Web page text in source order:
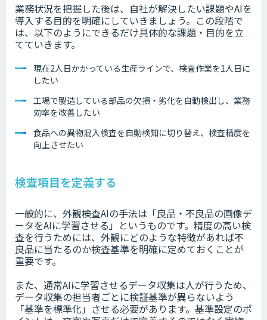
業務状況を把握した後は、自社が解決したい課題やAIを
導入する目的を明確にしていきましょう。この段階で
は、以下のようにできるだけ具体的な課題・目的を立
てていきます。
現在2人日かかっている生産ラインで、検査作業を1人日に
したい
工場で製造している部品の欠損・劣化を自動検出し、業務
効率を改善したい
食品への異物混入検査を自動検知に切り替え、検査精度を
向上させたい
検査項目を定義する
一般的に、外観検査AIの手法は「良品・不良品の画像デ
ータをAIに学習させる」というものです。精度の高い検
査を行うためには、外観にどのような特徴があれば不
良品に当たるのか検査基準を明確に定めておくことが
重要です。
また、通常AIに学習させるデータ収集は人が行うため、
データ収集の担当者ごとに検証基準が異らないよう
「基準を標準化」させる必要があります。基準設定のポ